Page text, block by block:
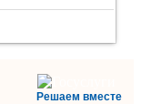
Решаем вместе